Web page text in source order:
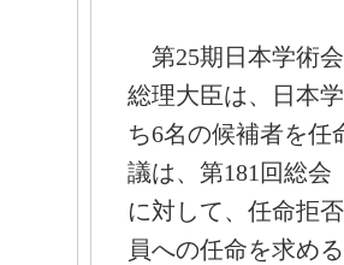
第25期日本学術
総理大臣は、日本
ち6名の候補者を任
議は、第181回総会
に対して、任命拒
員への任命を求め